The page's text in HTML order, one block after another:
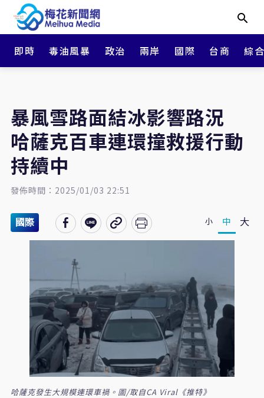
即時 毒油風暴 政治 兩岸 國際 台商 綜
暴風雪路面結冰影響路況
哈薩克百車連環撞救援行動
持續中
發佈時間：2025/01/03 22:51
國際 小 中 大
哈薩克發生大規模連環車禍。圖/取自CA Viral《推特》